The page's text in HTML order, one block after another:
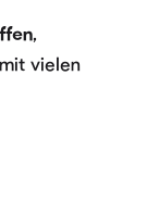
,
vielen